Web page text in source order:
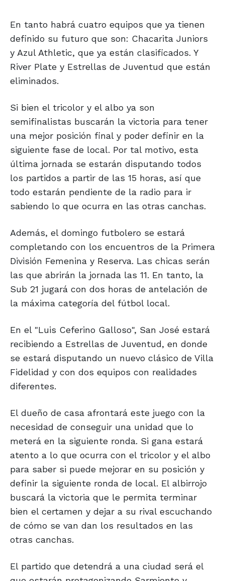
En tanto habrá cuatro equipos que ya tienen
definido su futuro que son: Chacarita Juniors
y Azul Athletic, que ya están clasificados. Y
River Plate y Estrellas de Juventud que están
eliminados.
Si bien el tricolor y el albo ya son
semifinalistas buscarán la victoria para tener
una mejor posición final y poder definir en la
siguiente fase de local. Por tal motivo, esta
última jornada se estarán disputando todos
los partidos a partir de las 15 horas, así que
todo estarán pendiente de la radio para ir
sabiendo lo que ocurra en las otras canchas.
Además, el domingo futbolero se estará
completando con los encuentros de la Primera
División Femenina y Reserva. Las chicas serán
las que abrirán la jornada las 11. En tanto, la
Sub 21 jugará con dos horas de antelación de
la máxima categoría del fútbol local.
En el "Luis Ceferino Galloso", San José estará
recibiendo a Estrellas de Juventud, en donde
se estará disputando un nuevo clásico de Villa
Fidelidad y con dos equipos con realidades
diferentes.
El dueño de casa afrontará este juego con la
necesidad de conseguir una unidad que lo
meterá en la siguiente ronda. Si gana estará
atento a lo que ocurra con el tricolor y el albo
para saber si puede mejorar en su posición y
definir la siguiente ronda de local. El albirrojo
buscará la victoria que le permita terminar
bien el certamen y dejar a su rival escuchando
de cómo se van dan los resultados en las
otras canchas.
El partido que detendrá a una ciudad será el